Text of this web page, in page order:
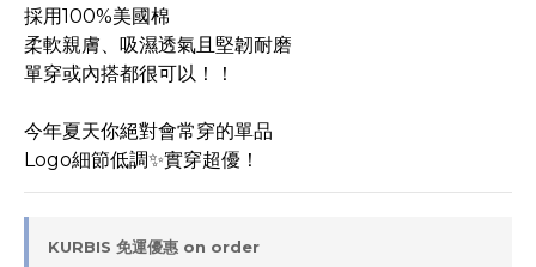
採用100%美國棉
柔軟親膚、吸濕透氣且堅韌耐磨
單穿或內搭都很可以！！
今年夏天你絕對會常穿的單品
Logo細節低調✨實穿超優！
KURBIS 免運優惠 on order